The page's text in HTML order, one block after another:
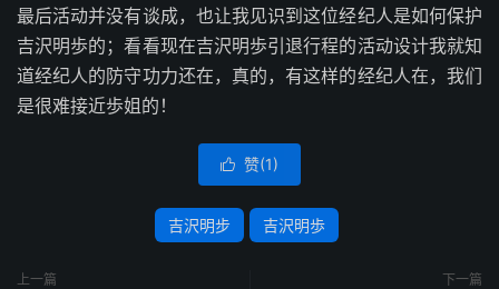
最后活动并没有谈成，也让我见识到这位经纪人是如何保护
吉沢明歩的；看看现在吉沢明歩引退行程的活动设计我就知
道经纪人的防守功力还在，真的，有这样的经纪人在，我们
是很难接近歩姐的！
 赞(1)
吉沢明步 吉沢明歩
上一篇 下一篇